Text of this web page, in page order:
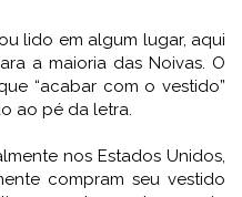
lido em algum lugar, aqui
a maioria das Noivas. O
“acabar com o vestido”
ao pé da letra.
nos Estados Unidos,
compram seu vestido